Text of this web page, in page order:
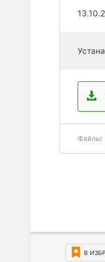
Файлы:
В